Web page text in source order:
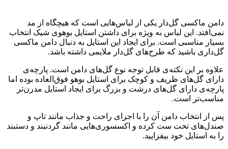
دامن ماکسی گل‌دار یکی از لباس‌هایی است که هیچگاه از مد
نمی‌افتد. این لباس به ویژه برای داشتن استایل بوهوی شیک انتخاب
بسیار مناسبی است. برای ایجاد این استایل به دنبال دامن ماکسی
گل‌داری باشید که طرح‌های گل‌دار ملایمی داشته باشد.
علاوه بر این نکته‌ی قابل توجه نوع گل‌های دامن است. پارچه‌ی
دارای گل‌های ظریف و کوچک برای استایل بوهو فوق‌العاده بوده اما
پارچه‌ی دارای گل‌های درشت و بزرگ برای ایجاد استایل مدرن‌تر
مناسب‌تر است.
پس از انتخاب دامن آن را با اجزای راحت و جذاب مانند تاپ و
صندل‌های تخت ست کرده و اکسسوری‌هایی مانند گردنبند و دستبند
را به استایل خود بیفزایید.